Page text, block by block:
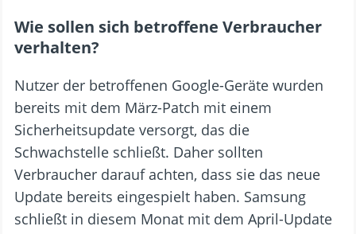
Wie sollen sich betroffene Verbraucher
verhalten?
Nutzer der betroffenen Google-Geräte wurden
bereits mit dem März-Patch mit einem
Sicherheitsupdate versorgt, das die
Schwachstelle schließt. Daher sollten
Verbraucher darauf achten, dass sie das neue
Update bereits eingespielt haben. Samsung
schließt in diesem Monat mit dem April-Update